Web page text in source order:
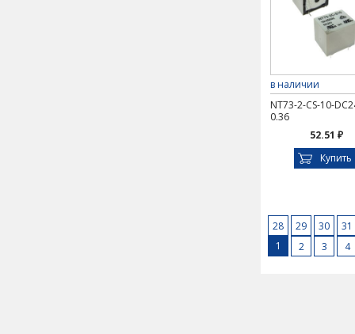
в наличии
NT73-2-CS-10-
0.36
52.51 ₽
Купить
31
30
29
28
4
3
2
1